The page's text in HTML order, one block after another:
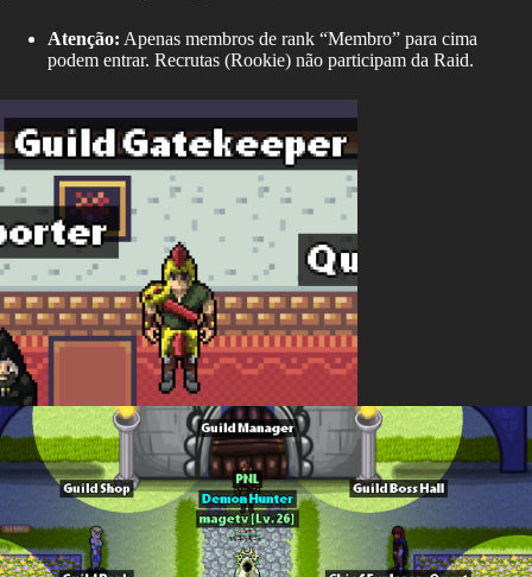
Atenção: Apenas membros de rank “Membro” para cima
podem entrar. Recrutas (Rookie) não participam da Raid.